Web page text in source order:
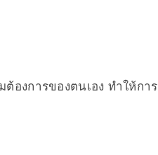
องการของตนเอง ทำให้การ